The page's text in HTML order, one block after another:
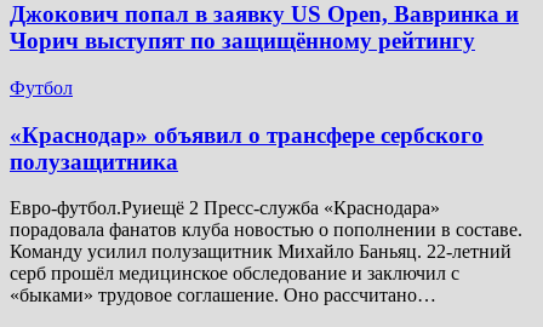
Джокович попал в заявку US Open, Вавринка и
Чорич выступят по защищённому рейтингу
Футбол
​«Краснодар» объявил о трансфере сербского
полузащитника
Евро-футбол.Руиещё 2 Пресс-служба «Краснодара»
порадовала фанатов клуба новостью о пополнении в составе.
Команду усилил полузащитник Михайло Баньяц. 22-летний
серб прошёл медицинское обследование и заключил с
«быками» трудовое соглашение. Оно рассчитано…